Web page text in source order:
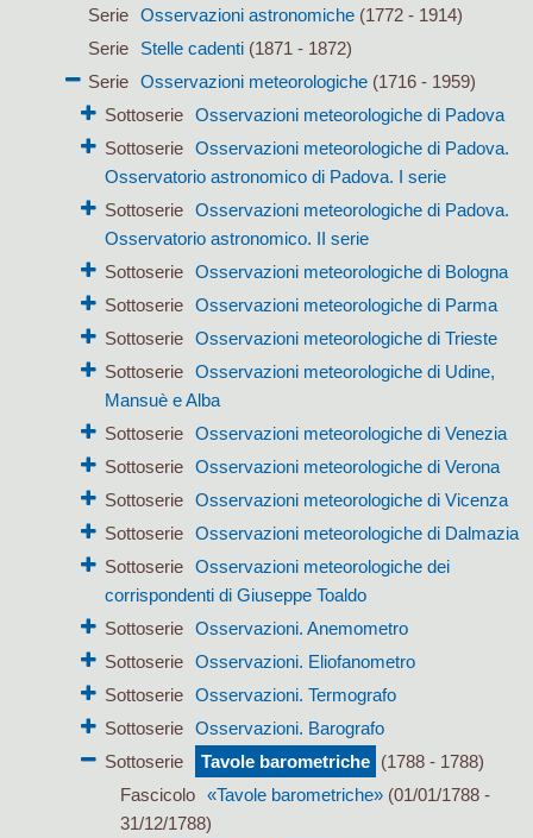
Serie
Osservazioni astronomiche (1772 - 1914)
Serie
Stelle cadenti (1871 - 1872)
Serie
Osservazioni meteorologiche (1716 - 1959)
Sottoserie
Osservazioni meteorologiche di Padova
Sottoserie
Osservazioni meteorologiche di Padova.
Osservatorio astronomico di Padova. I serie
Sottoserie
Osservazioni meteorologiche di Padova.
Osservatorio astronomico. II serie
Sottoserie
Osservazioni meteorologiche di Bologna
Sottoserie
Osservazioni meteorologiche di Parma
Sottoserie
Osservazioni meteorologiche di Trieste
Sottoserie
Osservazioni meteorologiche di Udine,
Mansuè e Alba
Sottoserie
Osservazioni meteorologiche di Venezia
Sottoserie
Osservazioni meteorologiche di Verona
Sottoserie
Osservazioni meteorologiche di Vicenza
Sottoserie
Osservazioni meteorologiche di Dalmazia
Sottoserie
Osservazioni meteorologiche dei
corrispondenti di Giuseppe Toaldo
Sottoserie
Osservazioni. Anemometro
Sottoserie
Osservazioni. Eliofanometro
Sottoserie
Osservazioni. Termografo
Sottoserie
Osservazioni. Barografo
Sottoserie
Tavole barometriche
(1788 - 1788)
Fascicolo «Tavole barometriche»(01/01/1788 -
31/12/1788)